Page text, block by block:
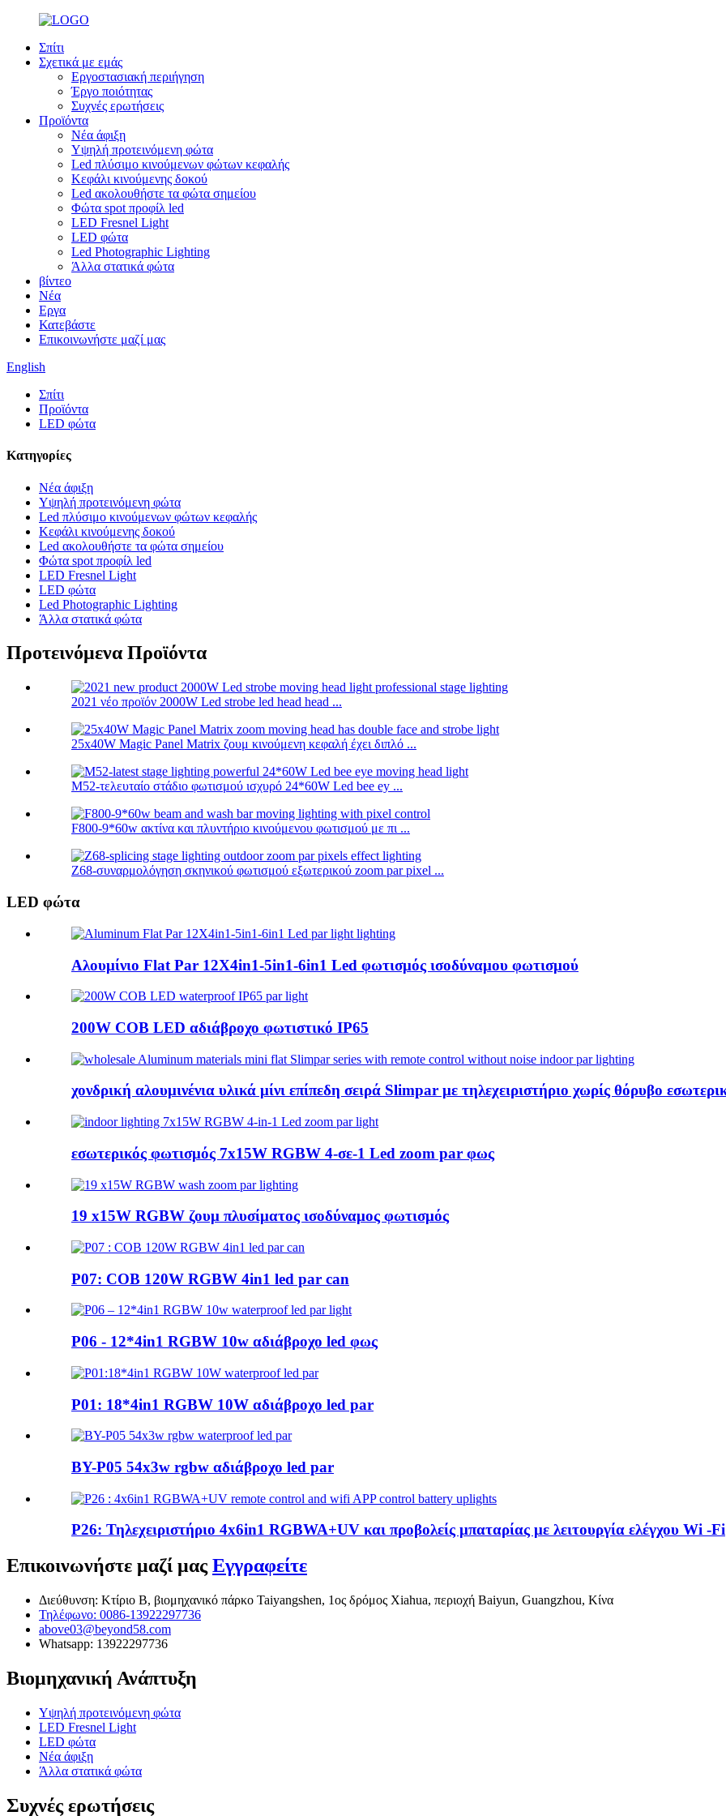
Σπίτι
Σχετικά με εμάς
Εργοστασιακή περιήγηση
Έργο ποιότητας
Συχνές ερωτήσεις
Προϊόντα
Νέα άφιξη
Υψηλή προτεινόμενη φώτα
Led πλύσιμο κινούμενων φώτων κεφαλής
Κεφάλι κινούμενης δοκού
Led ακολουθήστε τα φώτα σημείου
Φώτα spot προφίλ led
LED Fresnel Light
LED φώτα
Led Photographic Lighting
Άλλα στατικά φώτα
βίντεο
Νέα
Εργα
Κατεβάστε
Επικοινωνήστε μαζί μας
English
Σπίτι
Προϊόντα
LED φώτα
Κατηγορίες
Νέα άφιξη
Υψηλή προτεινόμενη φώτα
Led πλύσιμο κινούμενων φώτων κεφαλής
Κεφάλι κινούμενης δοκού
Led ακολουθήστε τα φώτα σημείου
Φώτα spot προφίλ led
LED Fresnel Light
LED φώτα
Led Photographic Lighting
Άλλα στατικά φώτα
Προτεινόμενα Προϊόντα
2021 νέο προϊόν 2000W Led strobe led head head ...
25x40W Magic Panel Matrix ζουμ κινούμενη κεφαλή έχει διπλό ...
M52-τελευταίο στάδιο φωτισμού ισχυρό 24*60W Led bee ey ...
F800-9*60w ακτίνα και πλυντήριο κινούμενου φωτισμού με πι ...
Z68-συναρμολόγηση σκηνικού φωτισμού εξωτερικού zoom par pixel ...
LED φώτα
Αλουμίνιο Flat Par 12X4in1-5in1-6in1 Led φωτισμός ισοδύναμου φωτισμού
200W COB LED αδιάβροχο φωτιστικό IP65
χονδρική αλουμινένια υλικά μίνι επίπεδη σειρά Slimpar με τηλεχειριστήριο χωρίς θόρυβο
εσωτερικός φωτισμός 7x15W RGBW 4-σε-1 Led zoom par φως
19 x15W RGBW ζουμ πλυσίματος ισοδύναμος φωτισμός
P07: COB 120W RGBW 4in1 led par can
P06 - 12*4in1 RGBW 10w αδιάβροχο led φως
P01: 18*4in1 RGBW 10W αδιάβροχο led par
BY-P05 54x3w rgbw αδιάβροχο led par
P26: Τηλεχειριστήριο 4x6in1 RGBWA+UV και προβολείς μπαταρίας με λειτουργία ελέγχου Wi -Fi
Επικοινωνήστε μαζί μας Εγγραφείτε
Διεύθυνση: Κτίριο Β, βιομηχανικό πάρκο Taiyangshen, 1ος δρόμος Xiahua, περιοχή Baiyun, Guangzhou, Κίνα
Τηλέφωνο: 0086-13922297736
above03@beyond58.com
Whatsapp: 13922297736
Βιομηχανική Ανάπτυξη
Υψηλή προτεινόμενη φώτα
LED Fresnel Light
LED φώτα
Νέα άφιξη
Άλλα στατικά φώτα
Συχνές ερωτήσεις